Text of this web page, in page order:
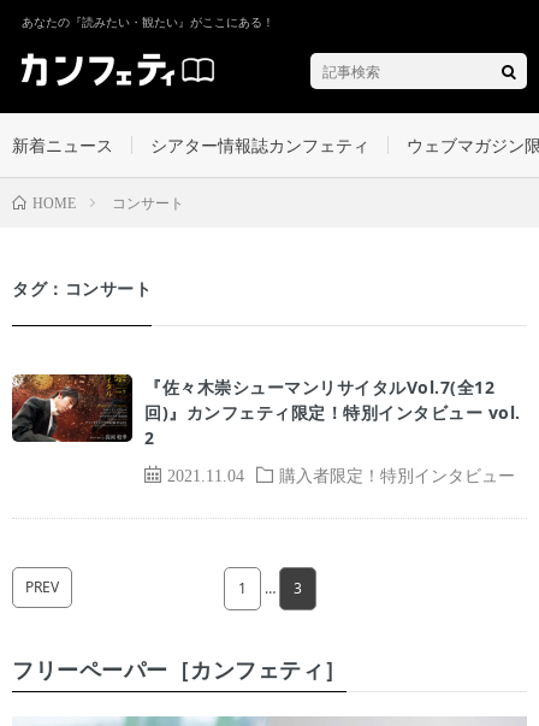
あなたの『読みたい・観たい』がここにある！
新着ニュース シアター情報誌カンフェティ ウェブマガジン
HOME コンサート
タグ：コンサート
2021.11.04 購入者限定！特別インタビュー
『佐々木崇シューマンリサイタルVol.7(全12
回)』カンフェティ限定！特別インタビュー vol.
2
PREV 1 … 3
フリーペーパー［カンフェティ］